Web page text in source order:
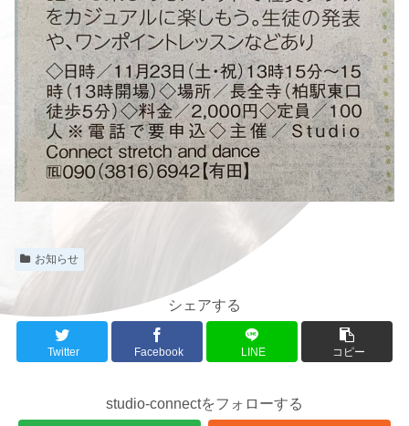
お知らせ
シェアする
Twitter Facebook LINE コピー
studio-connectをフォローする